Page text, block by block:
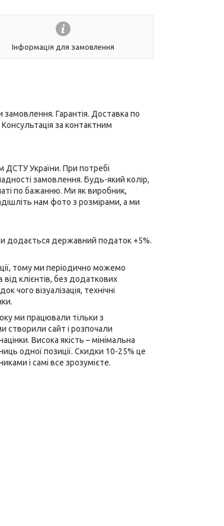
Інформація для замовлення
Гарантія. Доставка по
за контактним
ДСТУ України. При потребі
замовлення. Будь-який колір,
по бажанню. Ми як виробник,
нам фото з розмірами, а ми
додається державний податок +5%.
тому ми періодично можемо
від клієнтів, без додаткових
чого візуалізація, технічні
ми працювали тільки з
сайт і розпочали
Висока якість – мінімальна
одної позиції. Скидки 10-25% це
і самі все зрозумієте.